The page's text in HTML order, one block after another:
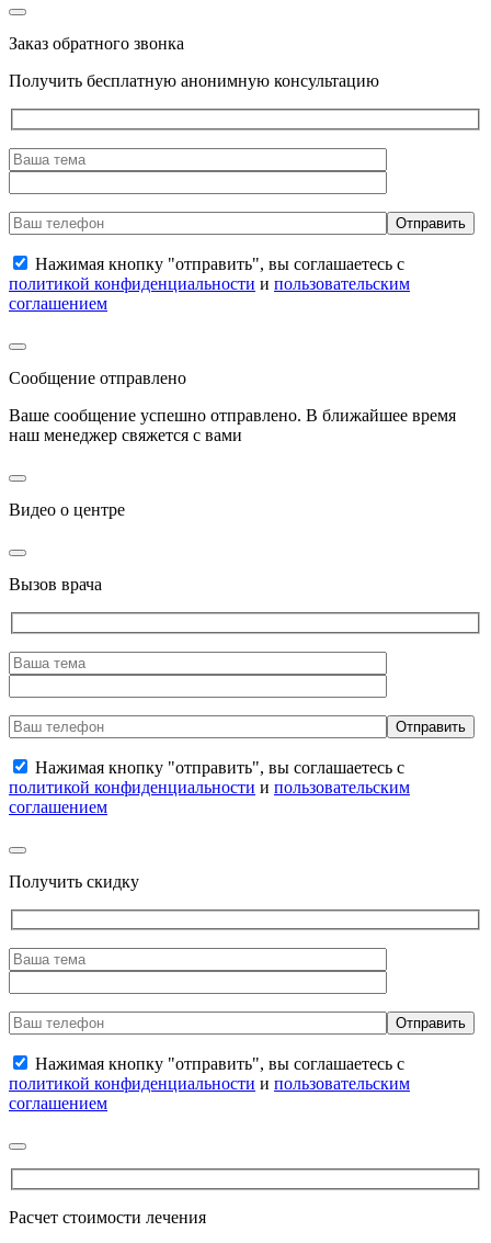
Заказ обратного звонка
Получить бесплатную анонимную консультацию
Нажимая кнопку "отправить", вы соглашаетесь с
политикой конфиденциальности и пользовательским
соглашением
Сообщение отправлено
Ваше сообщение успешно отправлено. В ближайшее время
наш менеджер свяжется с вами
Видео о центре
Вызов врача
Нажимая кнопку "отправить", вы соглашаетесь с
политикой конфиденциальности и пользовательским
соглашением
Получить скидку
Нажимая кнопку "отправить", вы соглашаетесь с
политикой конфиденциальности и пользовательским
соглашением
Расчет стоимости лечения